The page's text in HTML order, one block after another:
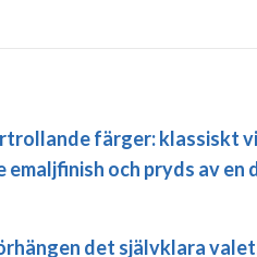
färger: klassiskt
och pryds av en
det självklara